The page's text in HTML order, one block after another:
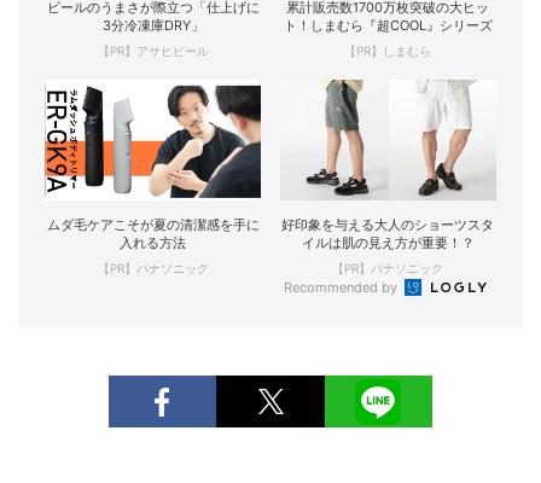
ビールのうまさが際立つ「仕上げに
3分冷凍庫DRY」
【PR】アサヒビール
累計販売数1700万枚突破の大ヒッ
ト！しまむら『超COOL』シリーズ
【PR】しまむら
ムダ毛ケアこそが夏の清潔感を手に
入れる方法
【PR】パナソニック
好印象を与える大人のショーツスタ
イルは肌の見え方が重要！？
【PR】パナソニック
Recommended by